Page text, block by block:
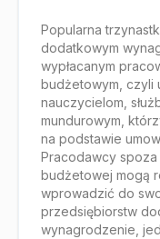
Popularna
dodatkowym
wypłacanym
budżetowym, czyli
nauczycielom,
mundurowym,
na podstawie
Pracodawcy
budżetowej mogą
wprowadzić do
przedsiębiorstw
wynagrodzenie,